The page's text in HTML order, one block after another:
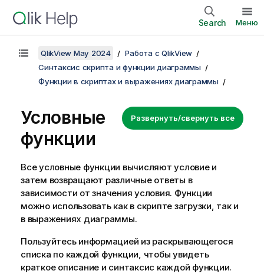
Search Меню
QlikView May 2024
Работа с QlikView
Синтаксис скрипта и функции диаграммы
Функции в скриптах и выражениях диаграммы
Развернуть/свернуть все
Условные
функции
Все условные функции вычисляют условие и
затем возвращают различные ответы в
зависимости от значения условия. Функции
можно использовать как в скрипте загрузки, так и
в выражениях диаграммы.
Пользуйтесь информацией из раскрывающегося
списка по каждой функции, чтобы увидеть
краткое описание и синтаксис каждой функции.